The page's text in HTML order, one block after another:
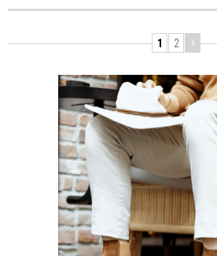
1 2